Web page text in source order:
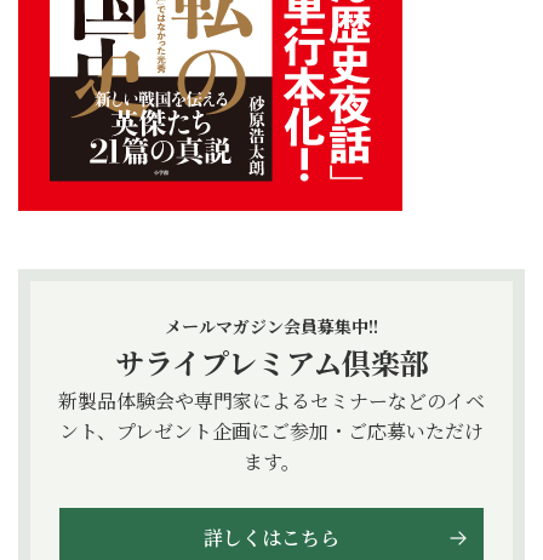
メールマガジン会員募集中!!
サライプレミアム倶楽部
新製品体験会や専門家によるセミナーなどのイベ
ント、プレゼント企画にご参加・ご応募いただけ
ます。
詳しくはこちら